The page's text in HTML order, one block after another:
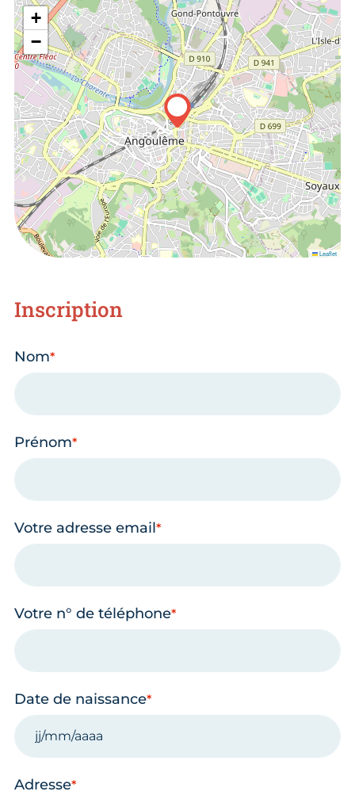
+
−
Leaflet
Inscription
Nom
Prénom
Votre adresse email
Votre n° de téléphone
Date de naissance
Adresse